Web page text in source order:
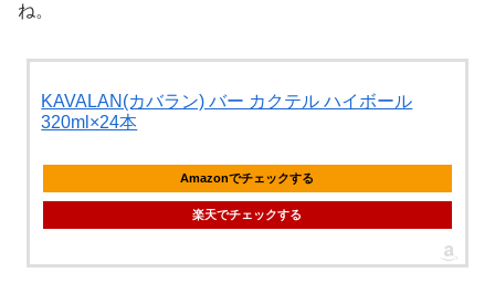
ね。
KAVALAN(カバラン) バー カクテル ハイボール
320ml×24本
Amazonでチェックする
楽天でチェックする